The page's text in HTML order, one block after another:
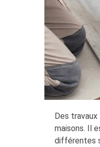
Des
maisons. Il
différentes